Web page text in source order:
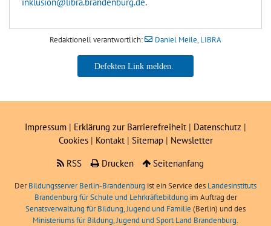
Redaktionell verantwortlich: Daniel Meile, LIBRA
Daniel Meile, LIBRA
Impressum | Erklärung zur Barrierefreiheit | Datenschutz |
Cookies| Kontakt | Sitemap| Newsletter
RSS
Drucken Seitenanfang
DerBildungsserver Berlin-Brandenburg ist ein Service des Landesinstituts
Brandenburg für Schule und Lehrkräftebildung im Auftrag der
Senatsverwaltung für Bildung, Jugend und Familie (Berlin) und des
Ministeriums für Bildung, Jugend und Sport Land Brandenburg.